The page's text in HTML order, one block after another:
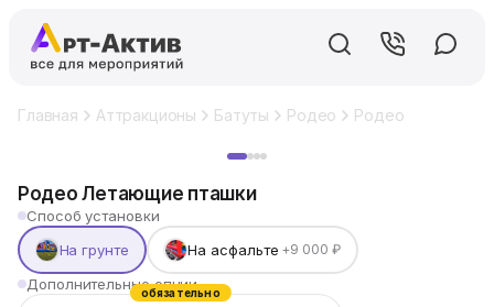
Главная Аттракционы Батуты Родео Родео Летающие
Родео Летающие пташки
Способ установки
На грунте
На асфальте +9 000 ₽
Дополнительные опции
обязательно